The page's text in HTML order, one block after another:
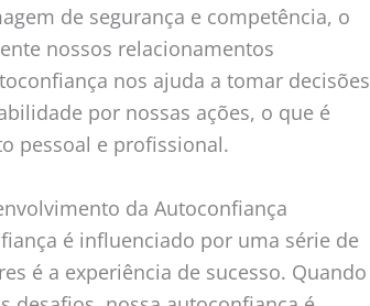
de segurança e competência, o
nossos relacionamentos
nos ajuda a tomar decisões
por nossas ações, o que é
pessoal e profissional.
da Autoconfiança
é influenciado por uma série de
é a experiência de sucesso. Quando